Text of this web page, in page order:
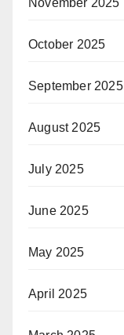
October 2025
September 2025
August 2025
July 2025
June 2025
May 2025
April 2025